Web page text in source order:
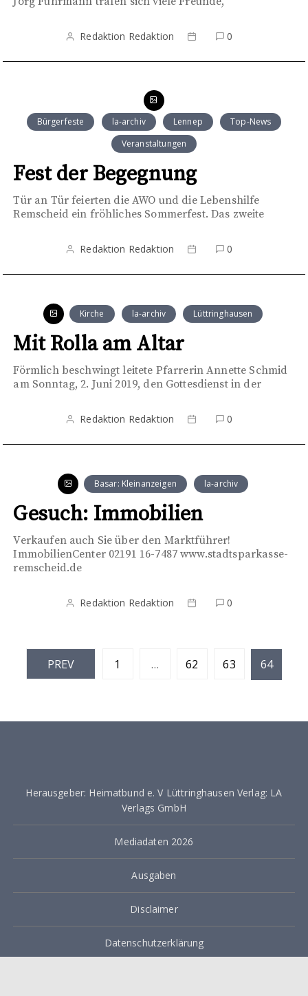
Redaktion Redaktion 0
Bürgerfeste la-archiv Lennep
Top-News
Veranstaltungen
Fest der Begegnung
Tür an Tür feierten die AWO und die Lebenshilfe
Remscheid ein fröhliches Sommerfest. Das zweite
Redaktion Redaktion 0
Kirche la-archiv Lüttringhausen
Mit Rolla am Altar
Förmlich beschwingt leitete Pfarrerin Annette Schmid
am Sonntag, 2. Juni 2019, den Gottesdienst in der
Redaktion Redaktion 0
Basar: Kleinanzeigen la-archiv
Gesuch: Immobilien
Verkaufen auch Sie über den Marktführer!
ImmobilienCenter 02191 16-7487 www.stadtsparkasse-
remscheid.de
Redaktion Redaktion 0
t
u
e
e
PREV 1 … 62 63 64
Herausgeber: Heimatbund e. V Lüttringhausen Verlag: LA
Verlags GmbH
Mediadaten 2026
Ausgaben
Disclaimer
Datenschutzerklärung